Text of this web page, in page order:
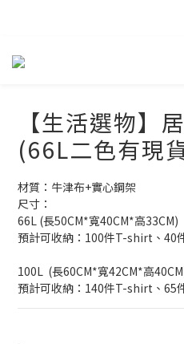
【生活選物】
(66L二色有現
材質：牛津布+實心鋼架
尺寸：
66L (長50CM*寬40CM*高33CM)
預計可收納：100件T-shirt、40
100L  (長60CM*寬42CM*高
預計可收納：140件T-shirt、65